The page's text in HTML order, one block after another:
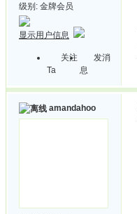
级别: 金牌会员
显示用户信息
关注
Ta
发消
息
amandahoo